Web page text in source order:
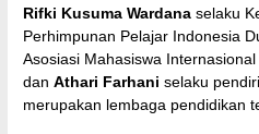
Rifki Kusuma Wardana selaku
Perhimpunan Pelajar Indonesia
Asosiasi Mahasiswa
danAthari Farhani selaku
merupakan lembaga pendidikan